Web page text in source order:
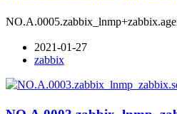
2021-01-27
zabbix